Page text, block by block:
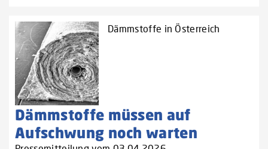
Dämmstoffe in Österreich
Dämmstoffe müssen auf
Aufschwung noch warten